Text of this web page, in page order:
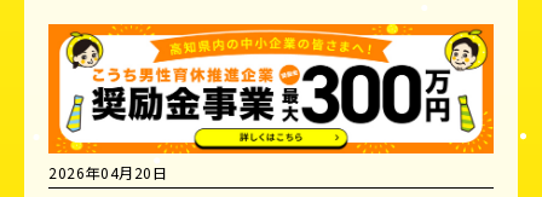
2026年04月20日